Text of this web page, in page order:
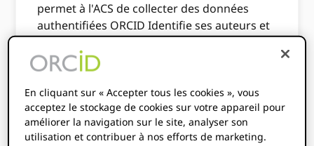
permet à l'ACS de collecter des données
authentifiées ORCID Identifie ses auteurs et
réviseurs et ajoute des éléments
d'évaluation par les pairs aux dossiers des
réviseurs.
L'entretien suivant est avec Sarah Tegen,
PhD, vice-présidente principale et directrice
des publications, ACS Publications à
En cliquant sur « Accepter tous les cookies », vous
acceptez le stockage de cookies sur votre appareil pour
améliorer la navigation sur le site, analyser son
utilisation et contribuer à nos efforts de marketing.